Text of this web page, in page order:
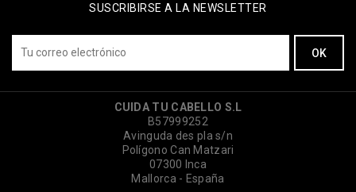
SUSCRIBIRSE A LA NEWSLETTER
CUIDA TU CABELLO S.L
B57999252
Avinguda des pla s/n
Polígono Can Matzari
07300 Inca
Mallorca - España